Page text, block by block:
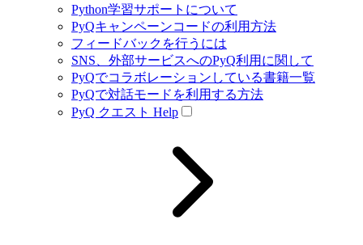
Python学習サポートについて
PyQキャンペーンコードの利用方法
フィードバックを行うには
SNS、外部サービスへのPyQ利用に関して
PyQでコラボレーションしている書籍一覧
PyQで対話モードを利用する方法
PyQ クエスト Help